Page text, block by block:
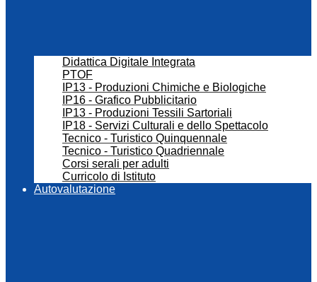
Didattica Digitale Integrata
PTOF
IP13 - Produzioni Chimiche e Biologiche
IP16 - Grafico Pubblicitario
IP13 - Produzioni Tessili Sartoriali
IP18 - Servizi Culturali e dello Spettacolo
Tecnico - Turistico Quinquennale
Tecnico - Turistico Quadriennale
Corsi serali per adulti
Curricolo di Istituto
Autovalutazione